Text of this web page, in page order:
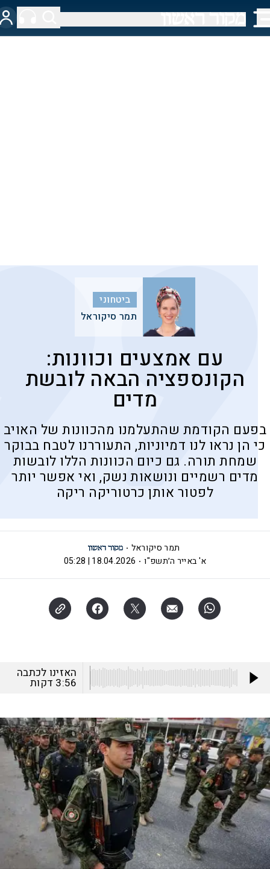
ביטחוני
תמר סיקוראל
עם אמצעים וכוונות:
הקונספציה הבאה לובשת
מדים
בפעם הקודמת שהתעלמנו מהכוונות של האויב
כי הן נראו לנו דמיוניות, התעוררנו לטבח בבוקר
שמחת תורה. גם כיום הכוונות הללו לובשות
מדים רשמיים ונושאות נשק, ואי אפשר יותר
לפטור אותן כרטוריקה ריקה
תמר סיקוראל
א' באייר ה׳תשפ"ו
18.04.2026 | 05:28
האזינו לכתבה
3:56 דקות